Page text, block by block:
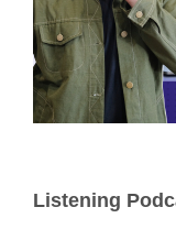
Listening